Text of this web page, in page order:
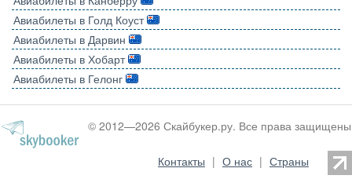
Авиабилеты в Голд Коуст
Авиабилеты в Дарвин
Авиабилеты в Хобарт
Авиабилеты в Гелонг
© 2012—2026 Скайбукер.ру. Все права защищены
Контакты | О нас | Страны